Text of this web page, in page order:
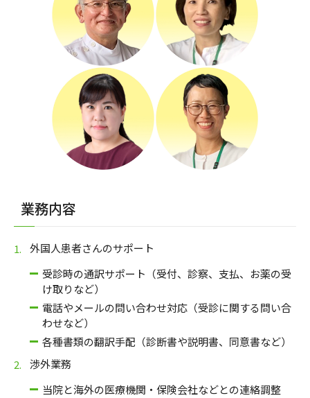
業務内容
外国人患者さんのサポート
受診時の通訳サポート（受付、診察、支払、お薬の受
け取りなど）
電話やメールの問い合わせ対応（受診に関する問い合
わせなど）
各種書類の翻訳手配（診断書や説明書、同意書など）
渉外業務
当院と海外の医療機関・保険会社などとの連絡調整